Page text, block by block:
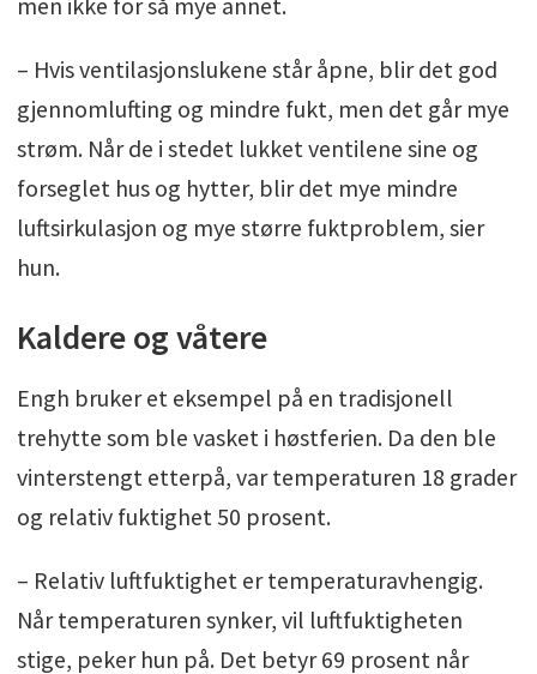
– Hvis ventilasjonslukene står åpne, blir det god
gjennomlufting og mindre fukt, men det går mye
strøm. Når de i stedet lukket ventilene sine og
forseglet hus og hytter, blir det mye mindre
luftsirkulasjon og mye større fuktproblem, sier
hun.
Kaldere og våtere
Engh bruker et eksempel på en tradisjonell
trehytte som ble vasket i høstferien. Da den ble
vinterstengt etterpå, var temperaturen 18 grader
og relativ fuktighet 50 prosent.
– Relativ luftfuktighet er temperaturavhengig.
Når temperaturen synker, vil luftfuktigheten
stige, peker hun på. Det betyr 69 prosent når